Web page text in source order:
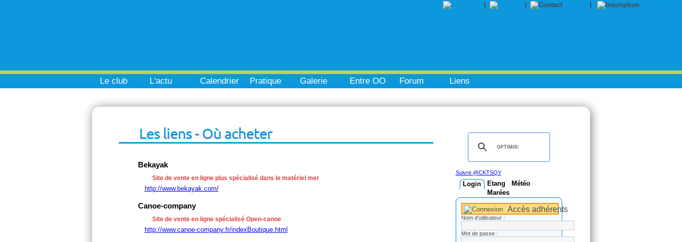
Le club L'actu Calendrier Pratique Galerie Entre OO Forum Liens
Les liens - Où acheter
Bekayak
Site de vente en ligne plus spécialisé dans le matériel mer
http://www.bekayak.com/
Canoe-company
Site de vente en ligne spécialisé Open-canoe
http://www.canoe-company.fr/indexBoutique.html
Suivre @CKTSQY
Login Etang
Météo
Marées
Accès adhérents
Nom d'utilisateur :
Mot de passe :